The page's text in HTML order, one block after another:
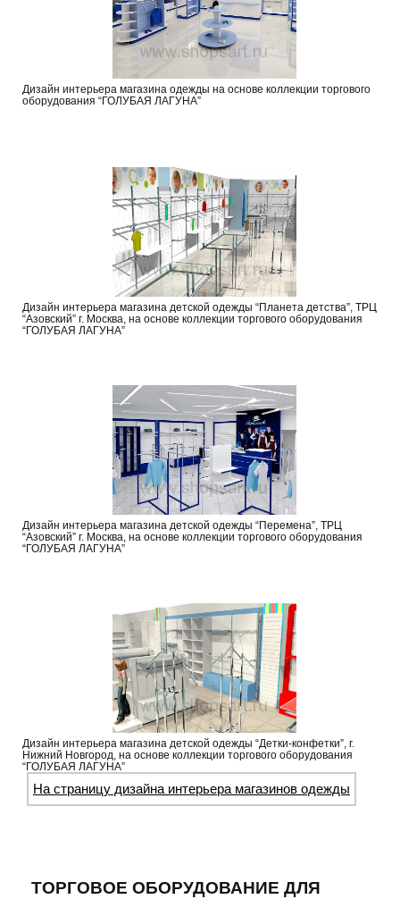
Дизайн интерьера магазина одежды на основе коллекции торгового
оборудования “ГОЛУБАЯ ЛАГУНА”
Дизайн интерьера магазина детской одежды “Планета детства”, ТРЦ
“Азовский” г. Москва, на основе коллекции торгового оборудования
“ГОЛУБАЯ ЛАГУНА”
Дизайн интерьера магазина детской одежды “Перемена”, ТРЦ
“Азовский” г. Москва, на основе коллекции торгового оборудования
“ГОЛУБАЯ ЛАГУНА”
Дизайн интерьера магазина детской одежды “Детки-конфетки”, г.
Нижний Новгород, на основе коллекции торгового оборудования
“ГОЛУБАЯ ЛАГУНА”
На страницу дизайна интерьера магазинов одежды
ТОРГОВОЕ ОБОРУДОВАНИЕ ДЛЯ